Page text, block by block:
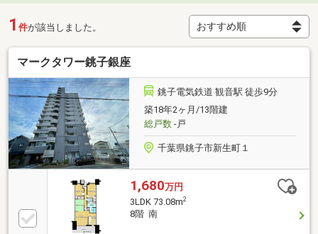
1 件が該当しました。
マークタワー銚子銀座
銚子電気鉄道 観音駅 徒歩9分
築18年2ヶ月/13階建
総戸数-戸
千葉県銚子市新生町１
1,680万円
3LDK 73.08m2
8階 南